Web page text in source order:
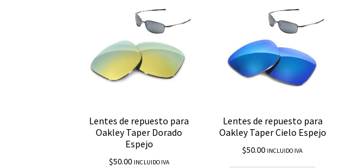
Lentes de repuesto para
Oakley Taper Dorado
Espejo
$50.00 INCLUIDO IVA
Lentes de repuesto para
Oakley Taper Cielo Espejo
$50.00 INCLUIDO IVA